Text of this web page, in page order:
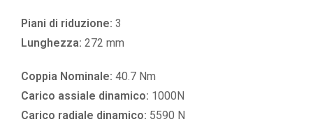
Piani di riduzione: 3
Lunghezza: 272 mm
Coppia Nominale: 40.7 Nm
Carico assiale dinamico: 1000N
Carico radiale dinamico: 5590 N